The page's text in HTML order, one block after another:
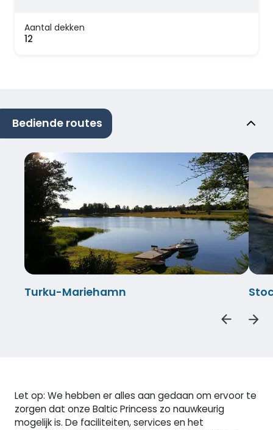
Aantal dekken
12
Bediende routes
Turku-Mariehamn
Let op: We hebben er alles aan gedaan om ervoor te
zorgen dat onze Baltic Princess zo nauwkeurig
mogelijk is. De faciliteiten, services en het